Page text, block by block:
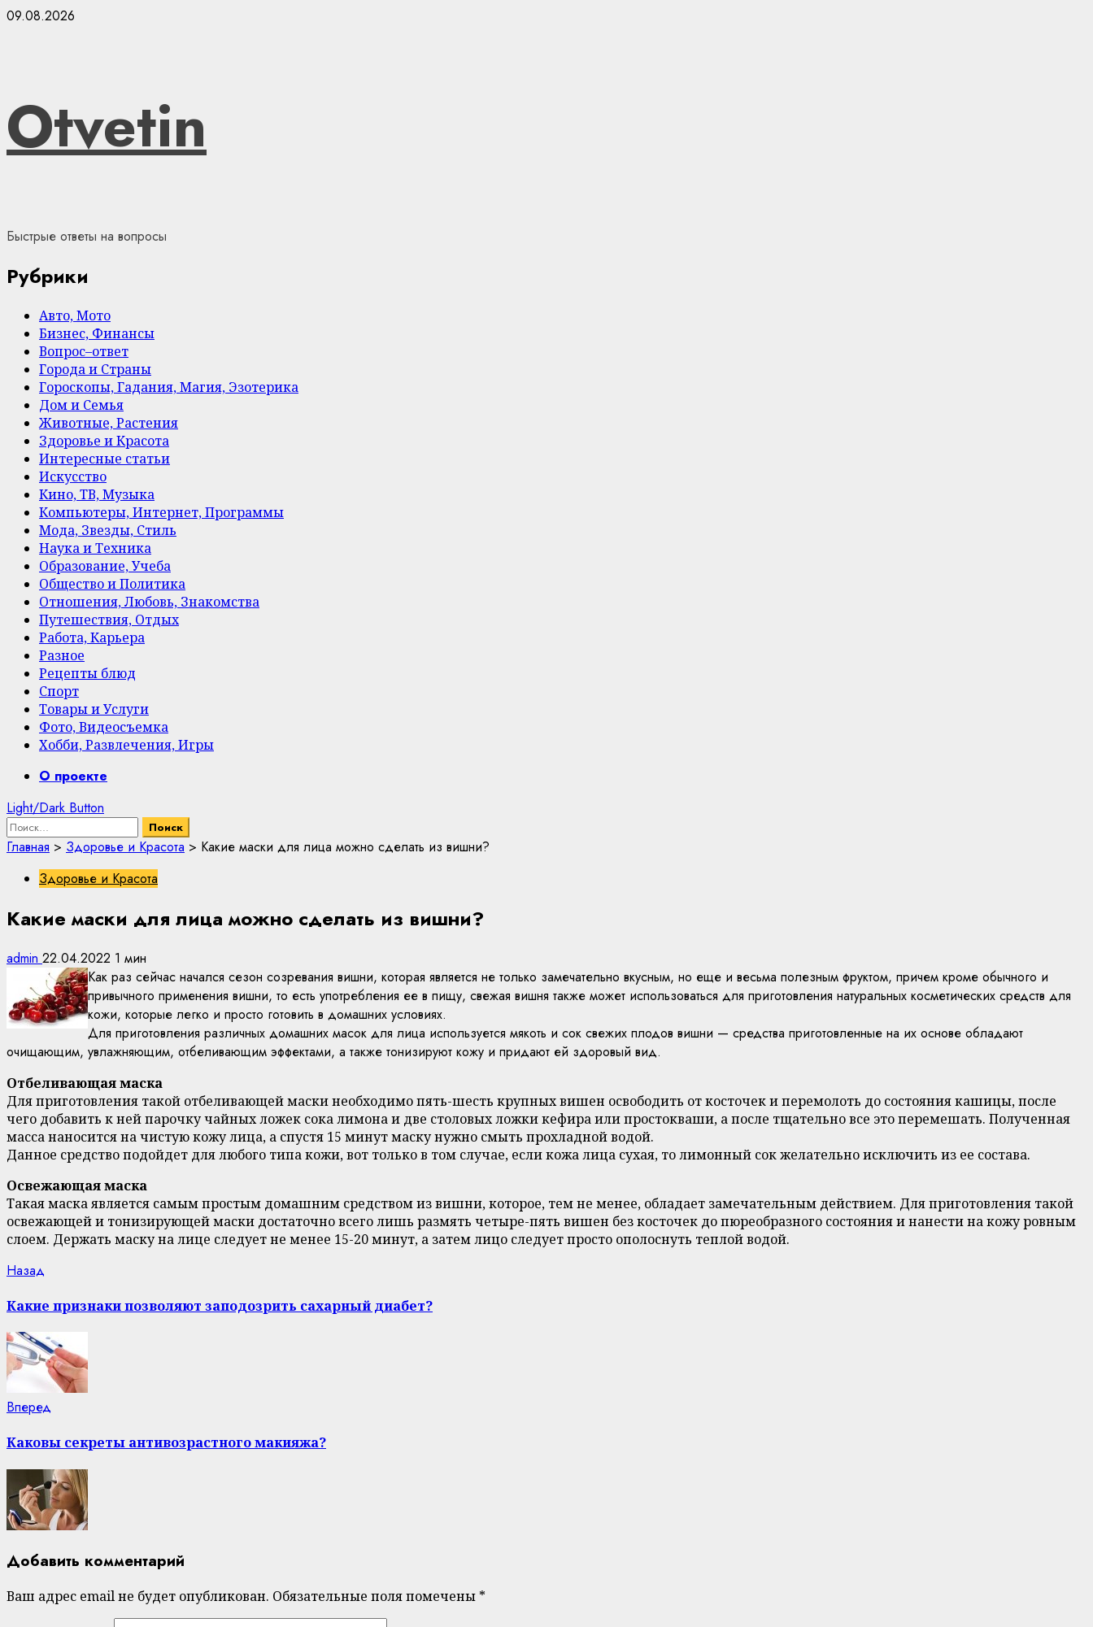
Skip
09.08.2026
Otvetin
Быстрые ответы на вопросы
Рубрики
Авто, Мото
Бизнес, Финансы
Вопрос–ответ
Города и Страны
Гороскопы, Гадания, Магия, Эзотерика
Дом и Семья
Животные, Растения
Здоровье и Красота
Интересные статьи
Искусство
Кино, ТВ, Музыка
Компьютеры, Интернет, Программы
Мода, Звезды, Стиль
Наука и Техника
Образование, Учеба
Общество и Политика
Отношения, Любовь, Знакомства
Путешествия, Отдых
Работа, Карьера
Разное
Рецепты блюд
Спорт
Товары и Услуги
Фото, Видеосъемка
Хобби, Развлечения, Игры
PrimaryО проекте
Light/Dark Button
Найти:
Главная > Здоровье и Красота > Какие маски для лица можно сделать из вишни?
Здоровье и Красота
Какие маски для лица можно сделать из вишни?
admin 22.04.2022 1 мин
Как раз сейчас начался сезон созревания вишни, которая является не только замечательно вкусным, но еще и весьма полезным фруктом, причем кроме обычного и
привычного применения вишни, то есть употребления ее в пищу, свежая вишня также может использоваться для приготовления натуральных косметических средств для
кожи, которые легко и просто готовить в домашних условиях.
Для приготовления различных домашних масок для лица используется мякоть и сок свежих плодов вишни — средства приготовленные на их основе обладают
очищающим, увлажняющим, отбеливающим эффектами, а также тонизируют кожу и придают ей здоровый вид.
Отбеливающая маска
Для приготовления такой отбеливающей маски необходимо пять-шесть крупных вишен освободить от косточек и перемолоть до состояния кашицы, после
чего добавить к ней парочку чайных ложек сока лимона и две столовых ложки кефира или простокваши, а после тщательно все это перемешать. Полученная
масса наносится на чистую кожу лица, а спустя 15 минут маску нужно смыть прохладной водой.
Данное средство подойдет для любого типа кожи, вот только в том случае, если кожа лица сухая, то лимонный сок желательно исключить из ее состава.
Освежающая маска
Такая маска является самым простым домашним средством из вишни, которое, тем не менее, обладает замечательным действием. Для приготовления такой
освежающей и тонизирующей маски достаточно всего лишь размять четыре-пять вишен без косточек до пюреобразного состояния и нанести на кожу ровным
слоем. Держать маску на лице следует не менее 15-20 минут, а затем лицо следует просто ополоснуть теплой водой.
Continue
Reading
Назад
Какие признаки позволяют заподозрить сахарный диабет?
Вперед
Каковы секреты антивозрастного макияжа?
Добавить комментарий
Ваш адрес email не будет опубликован. Обязательные поля помечены *